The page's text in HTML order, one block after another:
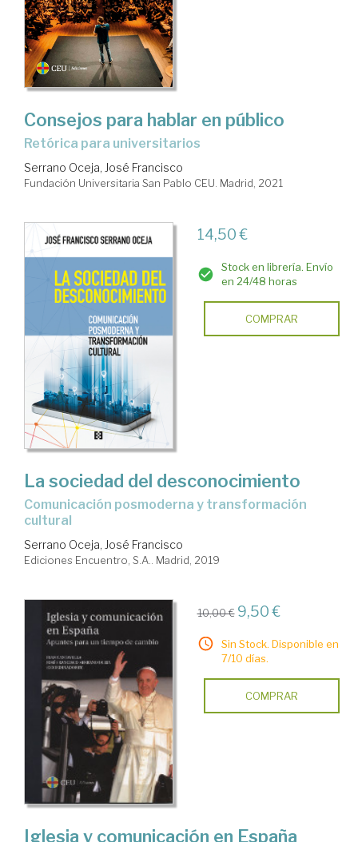
Consejos para hablar en público
Retórica para universitarios
Serrano Oceja, José Francisco
Fundación Universitaria San Pablo CEU. Madrid, 2021
14,50 €
Stock en librería. Envío
en 24/48 horas
COMPRAR
La sociedad del desconocimiento
comunicación posmoderna y transformación
cultural
Serrano Oceja, José Francisco
Ediciones Encuentro, S.A.. Madrid, 2019
10,00 € 9,50 €
Sin Stock. Disponible en
7/10 días.
COMPRAR
Iglesia y comunicación en España